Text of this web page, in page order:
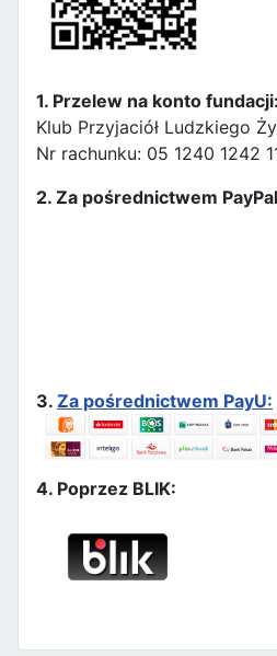
1. Przelew na konto fundacji:
Klub Przyjaciół Ludzkiego
Nr rachunku: 05 1240 1242
2. Za pośrednictwem
3. Za pośrednictwem PayU:
4. Poprzez BLIK: